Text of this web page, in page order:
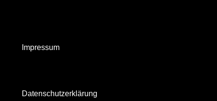
Impressum
Datenschutzerklärung